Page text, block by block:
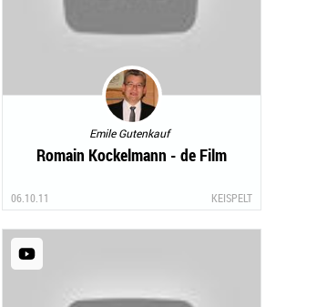
Emile Gutenkauf
Romain Kockelmann - de Film
06.10.11 KEISPELT